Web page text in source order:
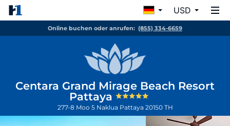
USD
Online buchen oder anrufen: (855) 334-6659
Centara Grand Mirage Beach Resort
Pattaya
277-8 Moo 5 Naklua Pattaya 20150 TH